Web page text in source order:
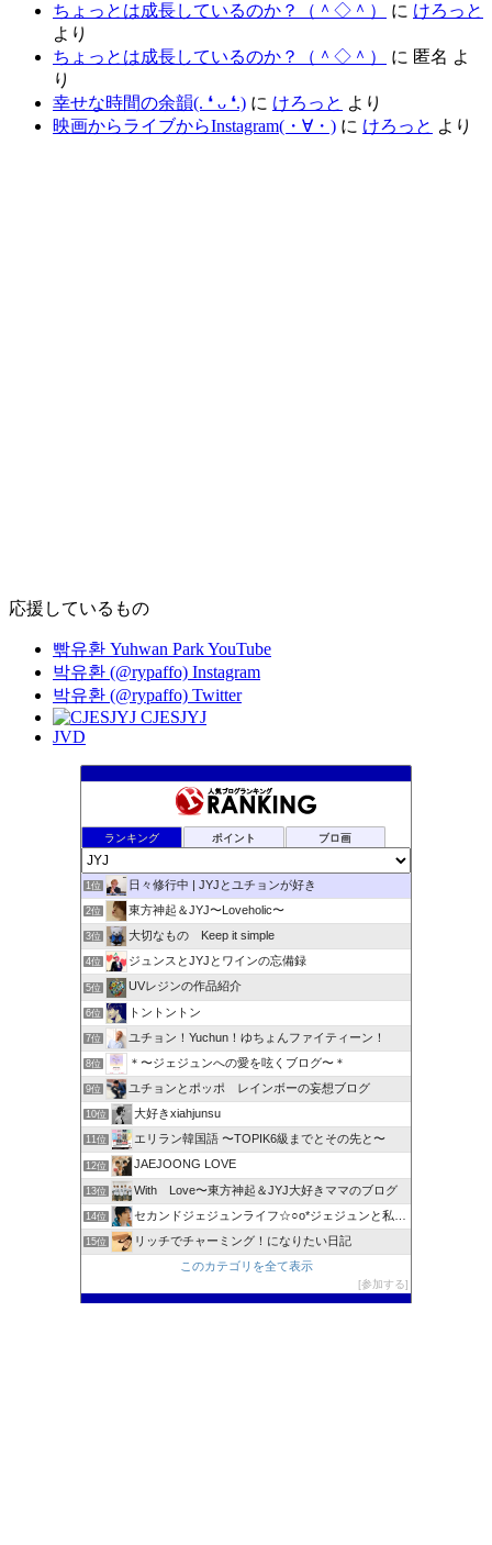
ちょっとは成長しているのか？（＾◇＾）
に けろっと
より
ちょっとは成長しているのか？（＾◇＾）
に 匿名 よ
り
幸せな時間の余韻(⁠.⁠ ⁠❛⁠ ⁠ᴗ⁠ ⁠❛⁠.⁠) に けろっと より
映画からライブからInstagram(⁠・⁠∀⁠・⁠) に けろっと より
応援しているもの
빢유환 Yuhwan Park YouTube
박유환 (@rypaffo) Instagram
박유환 (@rypaffo) Twitter
CJESJYJ
JVD
ランキング ポイント ブロ画
1位 日々修行中 | JYJとユチョンが好き
2位 東方神起＆JYJ〜Loveholic〜
3位 大切なもの Keep it simple
4位 ジュンスとJYJとワインの忘備録
5位 UVレジンの作品紹介
6位 トントントン
7位 ユチョン！Yuchun！ゆちょんファイティーン！
8位 ＊〜ジェジュンへの愛を呟くブログ〜＊
9位 ユチョンとポッポ レインボーの妄想ブログ
10位 大好きxiahjunsu
11位 エリラン韓国語 〜TOPIK6級までとその先と〜
12位 JAEJOONG LOVE
13位 With Love〜東方神起＆JYJ大好きママのブログ
14位 セカンドジェジュンライフ☆○o*ジェジュンと私 * o○☆
15位
リッチでチャーミング！になりたい日記
このカテゴリを全て表示
参加する